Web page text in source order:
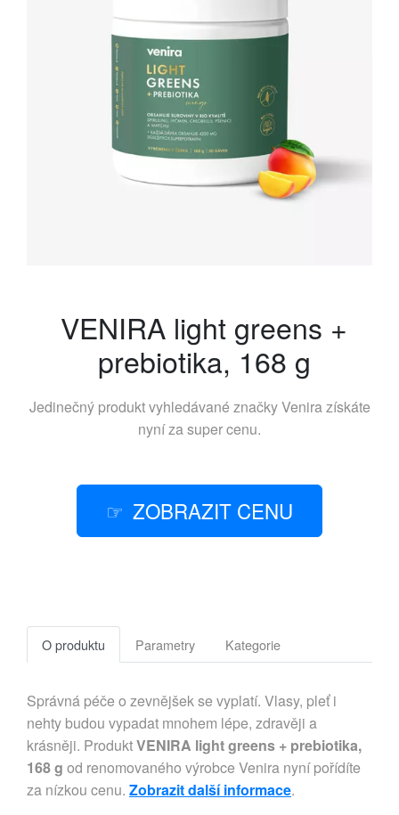
VENIRA light greens +
prebiotika, 168 g
Jedinečný produkt vyhledávané značkyVenirazískáte
nyní za super cenu.
ZOBRAZIT CENU
O produktu Parametry Kategorie
Správná péče o zevnějšek se vyplatí. Vlasy, pleť i
nehty budou vypadat mnohem lépe, zdravěji a
krásněji. ProduktVENIRA light greens + prebiotika,
168 g od renomovaného výrobce Venira nyní pořídíte
za nízkou cenu. Zobrazit další informace.